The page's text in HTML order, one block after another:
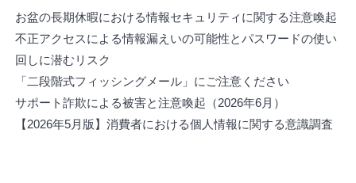
お盆の長期休暇における情報セキュリティに関する注意喚起
不正アクセスによる情報漏えいの可能性とパスワードの使い
回しに潜むリスク
「二段階式フィッシングメール」にご注意ください
サポート詐欺による被害と注意喚起（2026年6月）
【2026年5月版】消費者における個人情報に関する意識調査